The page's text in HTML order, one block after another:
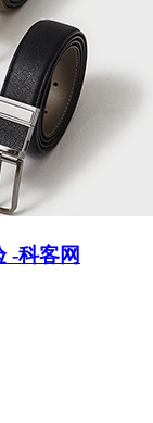
-科客网